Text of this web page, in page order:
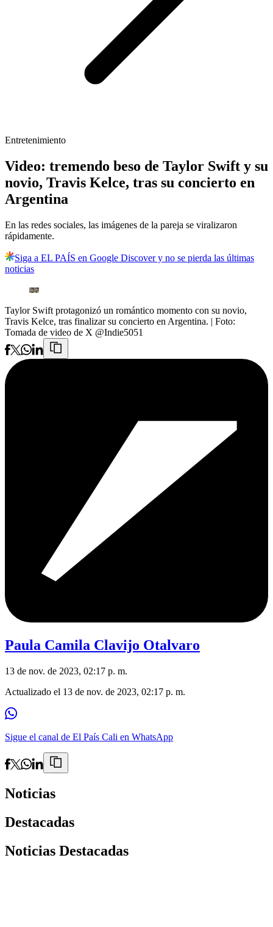
Entretenimiento
Video: tremendo beso de Taylor Swift y su
novio, Travis Kelce, tras su concierto en
Argentina
En las redes sociales, las imágenes de la pareja se viralizaron
rápidamente.
Siga a EL PAÍS en Google Discover y no se pierda las últimas
noticias
Taylor Swift protagonizó un romántico momento con su novio,
Travis Kelce, tras finalizar su concierto en Argentina. | Foto:
Tomada de video de X @Indie5051
Paula Camila Clavijo Otalvaro
13 de nov. de 2023, 02:17 p. m.
Actualizado el 13 de nov. de 2023, 02:17 p. m.
Sigue el canal de El País Cali en WhatsApp
Noticias
Destacadas
Noticias Destacadas